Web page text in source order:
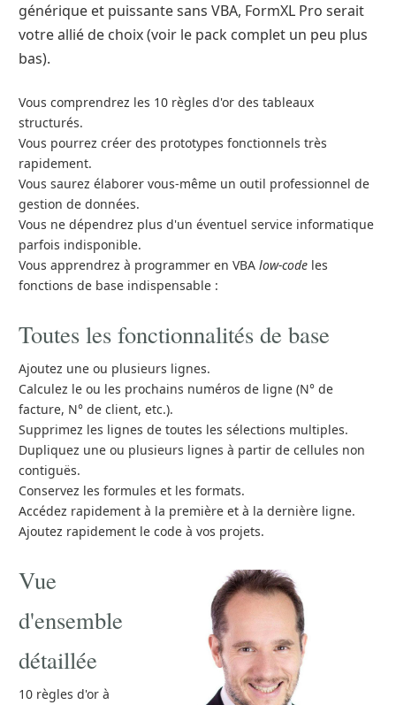
générique et puissante sans VBA, FormXL Pro serait
votre allié de choix (voir le pack complet un peu plus
bas).
Vous comprendrez les 10 règles d'or des tableaux
structurés.
Vous pourrez créer des prototypes fonctionnels très
rapidement.
Vous saurez élaborer vous-même un outil professionnel de
gestion de données.
Vous ne dépendrez plus d'un éventuel service informatique
parfois indisponible.
Vous apprendrez à programmer en VBA low-code les
fonctions de base indispensable :
Toutes les fonctionnalités de base
Ajoutez une ou plusieurs lignes.
Calculez le ou les prochains numéros de ligne (N° de
facture, N° de client, etc.).
Supprimez les lignes de toutes les sélections multiples.
Dupliquez une ou plusieurs lignes à partir de cellules non
contiguës.
Conservez les formules et les formats.
Accédez rapidement à la première et à la dernière ligne.
Ajoutez rapidement le code à vos projets.
Vue
d'ensemble
détaillée
10 règles d'or à